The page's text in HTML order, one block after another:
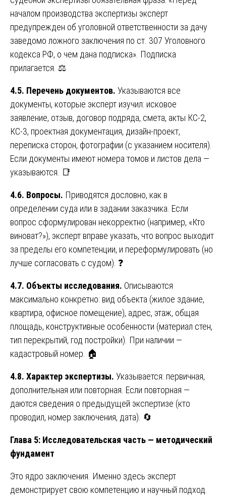
началом производства экспертизы эксперт
предупрежден об уголовной ответственности за дачу
заведомо ложного заключения по ст. 307 Уголовного
кодекса РФ, о чем дана подписка». Подписка
прилагается. ⚖️
4.5. Перечень документов. Указываются все
документы, которые эксперт изучил: исковое
заявление, отзыв, договор подряда, смета, акты КС-2,
КС-3, проектная документация, дизайн-проект,
переписка сторон, фотографии (с указанием носителя).
Если документы имеют номера томов и листов дела —
указываются. 📑
4.6. Вопросы. Приводятся дословно, как в
определении суда или в задании заказчика. Если
вопрос сформулирован некорректно (например, «Кто
виноват?»), эксперт вправе указать, что вопрос выходит
за пределы его компетенции, и переформулировать (но
лучше согласовать с судом). ❓
4.7. Объекты исследования. Описываются
максимально конкретно: вид объекта (жилое здание,
квартира, офисное помещение), адрес, этаж, общая
площадь, конструктивные особенности (материал стен,
тип перекрытий, год постройки). При наличии —
кадастровый номер. 🏠
4.8. Характер экспертизы. Указывается: первичная,
дополнительная или повторная. Если повторная —
даются сведения о предыдущей экспертизе (кто
проводил, номер заключения, дата). 🔄
Глава 5: Исследовательская часть — методический
фундамент
Это ядро заключения. Именно здесь эксперт
демонстрирует свою компетенцию и научный подход.